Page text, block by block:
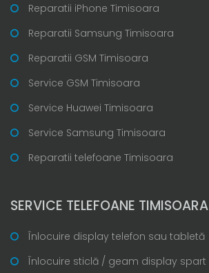
Reparatii iPhone Timisoara
Reparatii Samsung Timisoara
Reparatii GSM Timisoara
Service GSM Timisoara
Service Huawei Timisoara
Service Samsung Timisoara
Reparatii telefoane Timisoara
SERVICE TELEFOANE TIMISOARA
Înlocuire display telefon sau tabletă
Înlocuire sticlă / geam display spart